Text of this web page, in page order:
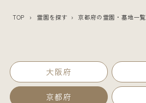
TOP › 霊園を探す › 京都府の霊園・墓地一覧
大阪府
京都府